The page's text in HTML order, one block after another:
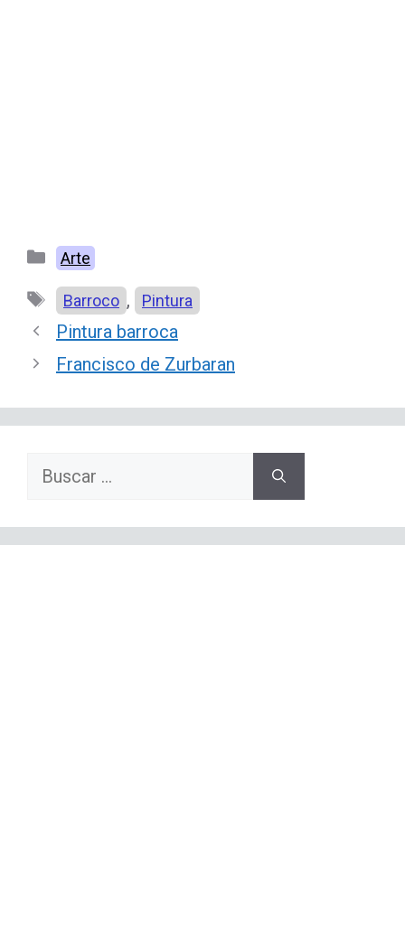
Categorías
Arte
Etiquetas
Barroco , Pintura
Pintura barroca
Francisco de Zurbaran
Buscar: